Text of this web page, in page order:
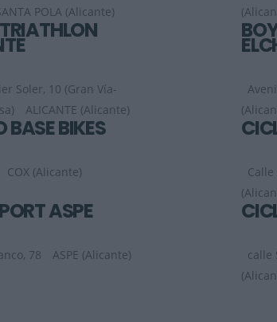
POLA (Alicante)
Soler, 10 (Gran Vía-
ALICANTE (Alicante)
BASE BIKES
COX (Alicante)
ASPE
78 ASPE (Alicante) calle